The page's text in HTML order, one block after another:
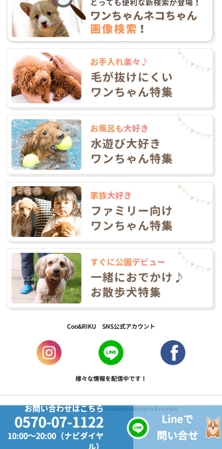
お問い合わせはこちら
0570-07-1122
10:00～20:00（ナビダイヤ
ル）
Lineで
問い合せ
Coo&RIKU SNS公式アカウント
様々な情報を配信中です！
Copyright © 2017 PetShop Coo&RIKU All Rights Reserved.